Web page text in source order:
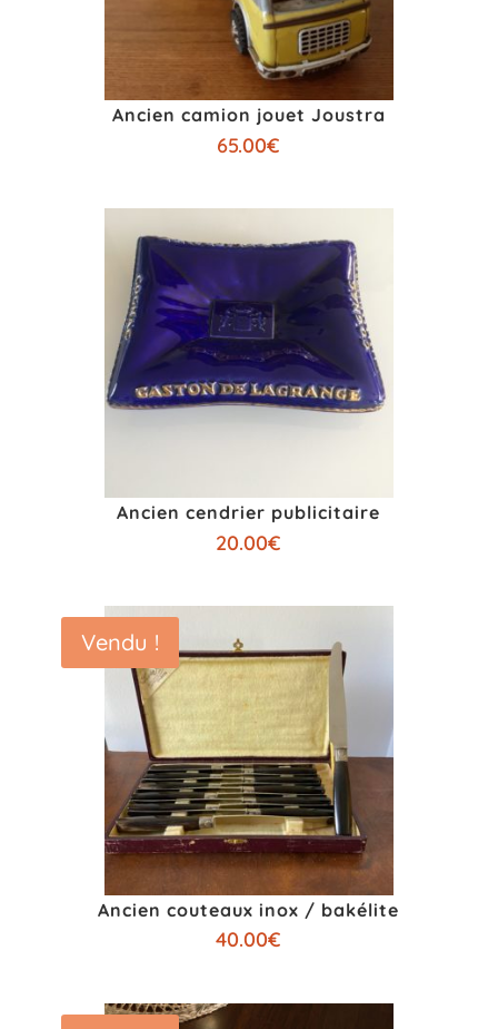
Ancien camion jouet Joustra
65.00€
Ancien cendrier publicitaire
20.00€
Ancien couteaux inox / bakélite
40.00€
Vendu !